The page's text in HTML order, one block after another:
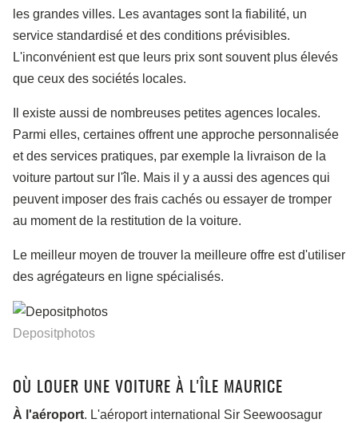
les grandes villes. Les avantages sont la fiabilité, un
service standardisé et des conditions prévisibles.
L'inconvénient est que leurs prix sont souvent plus élevés
que ceux des sociétés locales.
Il existe aussi de nombreuses petites agences locales.
Parmi elles, certaines offrent une approche personnalisée
et des services pratiques, par exemple la livraison de la
voiture partout sur l'île. Mais il y a aussi des agences qui
peuvent imposer des frais cachés ou essayer de tromper
au moment de la restitution de la voiture.
Le meilleur moyen de trouver la meilleure offre est d'utiliser
des agrégateurs en ligne spécialisés.
Depositphotos
OÙ LOUER UNE VOITURE À L'ÎLE MAURICE
À l'aéroport. L'aéroport international Sir Seewoosagur